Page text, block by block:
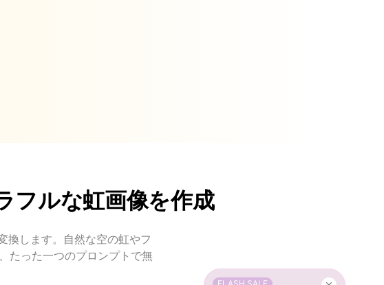
フルな虹画像を作成
換します。自然な空の虹やフ
たった一つのプロンプトで無